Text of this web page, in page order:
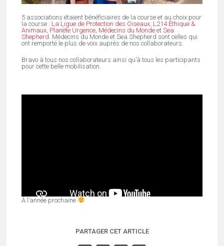
5 associations étaient bénéficiaires de la course et au choix pour
la course : La Ligue de Protection des Oiseaux, L214 Éthique &
Animaux, Planète Urgence, Médecins du Monde et Sea
Shepherd. Médecins du Monde et Sea Shepherd sont celles qui
ont remporté le plus de voix auprès de nos collaborateurs.
Bravo à tous nos collaborateurs ainsi qu’à tous les participants
pour cette belle mobilisation.
À l’année prochaine
PARTAGER CET ARTICLE